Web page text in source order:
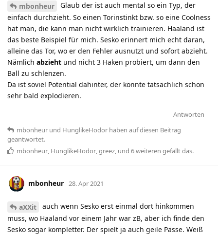
mbonheur
Glaub der ist auch mental so ein Typ, der
einfach durchzieht. So einen Torinstinkt bzw. so eine Coolness
hat man, die kann man nicht wirklich trainieren. Haaland ist
das beste Beispiel für mich. Sesko erinnert mich echt daran,
alleine das Tor, wo er den Fehler ausnutzt und sofort abzieht.
Nämlich abzieht und nicht 3 Haken probiert, um dann den
Ball zu schlenzen.
Da ist soviel Potential dahinter, der könnte tatsächlich schon
sehr bald explodieren.
Antworten
mbonheur und HunglikeHodor haben auf diesen Beitrag
geantwortet.
mbonheur, HunglikeHodor,greez, und 6weiteren gefällt das.
mbonheur 28. Apr 2021
aXXit
auch wenn Sesko erst einmal dort hinkommen
muss, wo Haaland vor einem Jahr war zB, aber ich finde den
Sesko sogar kompletter. Der spielt ja auch geile Pässe. Weiß